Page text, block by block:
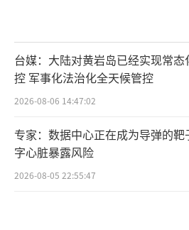
台媒：大陆对黄岩岛已经实现常态
控 军事化法治化全天候管控
2026-08-06 14:47:02
专家：数据中心正在成为导弹的靶
字心脏暴露风险
2026-08-05 22:55:47